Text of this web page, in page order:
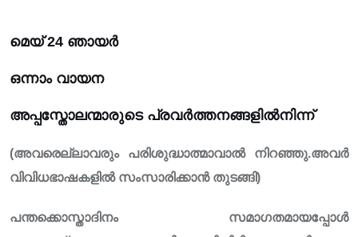
മെയ് 24 ഞായർ
ഒന്നാം വായന
അപ്പസ്തോലന്മാരുടെ പ്രവർത്തനങ്ങളിൽനിന്ന്
(അവരെല്ലാവരും പരിശുദ്ധാത്മാവാൽ നിറഞ്ഞു.അവർ
വിവിധഭാഷകളിൽ സംസാരിക്കാൻ തുടങ്ങി)
പന്തക്കൊസ്താദിനം സമാഗതമായപ്പോൾ